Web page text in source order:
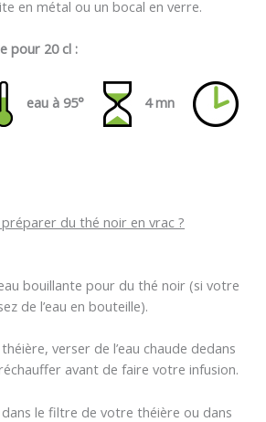
en métal ou un bocal en verre.
pour 20 cl :
eau à 95°
4 mn
du thé noir en vrac ?
bouillante pour du thé noir (si votre
de l’eau en bouteille).
verser de l’eau chaude dedans
avant de faire votre infusion.
le filtre de votre théière ou dans